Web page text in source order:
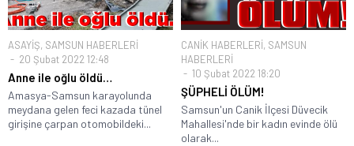
ASAYİŞ, SAMSUN HABERLERİ
20 Şubat 2022 12:48
Anne ile oğlu öldü…
Amasya-Samsun karayolunda
meydana gelen feci kazada tünel
girişine çarpan otomobildeki...
CANİK HABERLERİ, SAMSUN
HABERLERİ
10 Şubat 2022 18:20
ŞÜPHELİ ÖLÜM!
Samsun'un Canik İlçesi Düvecik
Mahallesi'nde bir kadın evinde ölü
olarak...